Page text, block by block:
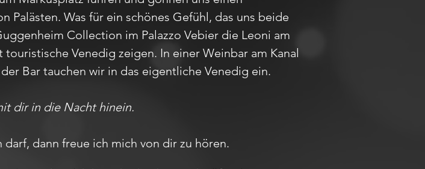
Palästen. Was für ein schönes Gefühl, das uns beide
Collection im Palazzo Vebier die Leoni am
Venedig zeigen. In einer Weinbar am Kanal
Bar tauchen wir in das eigentliche Venedig ein.
dir in die Nacht hinein.
dann freue ich mich von dir zu hören.